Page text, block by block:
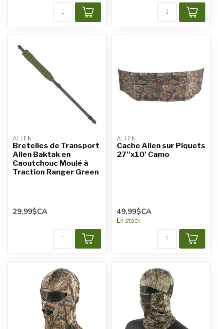
ALLEN
Bretelles de Transport
Allen Baktak en
Caoutchouc Moulé à
Traction Ranger Green
29,99$CA
ALLEN
Cache Allen sur Piquets
27''x10' Camo
49,99$CA
En stock